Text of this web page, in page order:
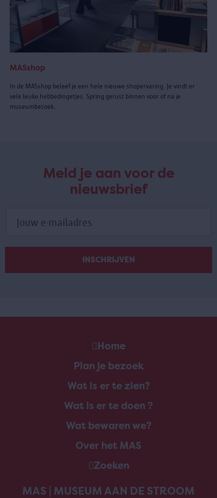
MASshop
In de MASshop beleef je een hele nieuwe shopervaring. Je vindt er
vele leuke hebbedingetjes. Spring gerust binnen voor of na je
museumbezoek.
Meld je aan voor de
nieuwsbrief
Home
Plan je bezoek
Wat is er te zien?
Wat is er te doen ?
Wat bewaren we?
Over het MAS
Zoeken
MAS | MUSEUM AAN DE STROOM